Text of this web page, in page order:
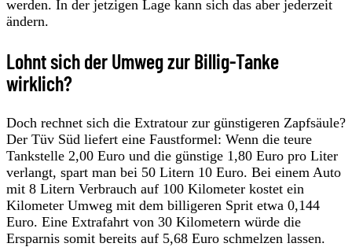
werden. In der jetzigen Lage kann sich das aber jederzeit
ändern.
Lohnt sich der Umweg zur Billig-Tanke
wirklich?
Doch rechnet sich die Extratour zur günstigeren Zapfsäule?
Der Tüv Süd liefert eine Faustformel: Wenn die teure
Tankstelle 2,00 Euro und die günstige 1,80 Euro pro Liter
verlangt, spart man bei 50 Litern 10 Euro. Bei einem Auto
mit 8 Litern Verbrauch auf 100 Kilometer kostet ein
Kilometer Umweg mit dem billigeren Sprit etwa 0,144
Euro. Eine Extrafahrt von 30 Kilometern würde die
Ersparnis somit bereits auf 5,68 Euro schmelzen lassen.